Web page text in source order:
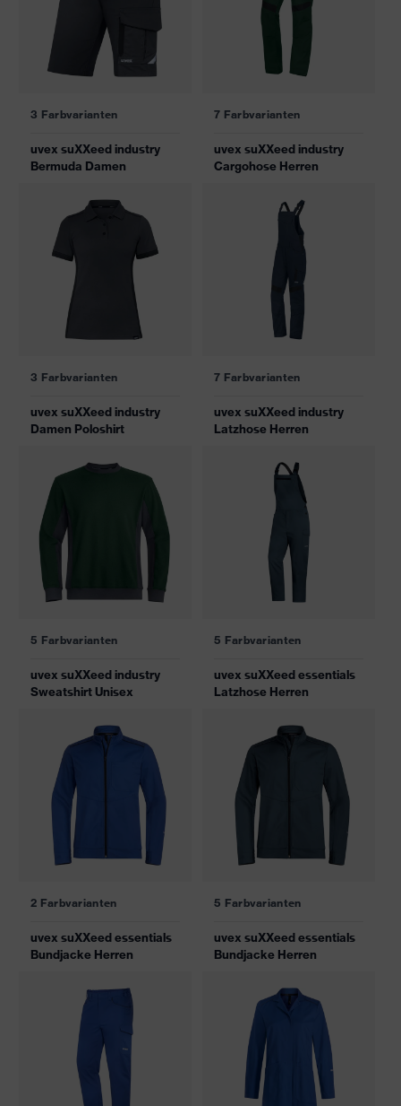
3 Farbvarianten
uvex suXXeed industry
Bermuda Damen
7 Farbvarianten
uvex suXXeed industry
Cargohose Herren
3 Farbvarianten
uvex suXXeed industry
Damen Poloshirt
7 Farbvarianten
uvex suXXeed industry
Latzhose Herren
5 Farbvarianten
uvex suXXeed industry
Sweatshirt Unisex
5 Farbvarianten
uvex suXXeed essentials
Latzhose Herren
2 Farbvarianten
uvex suXXeed essentials
Bundjacke Herren
5 Farbvarianten
uvex suXXeed essentials
Bundjacke Herren